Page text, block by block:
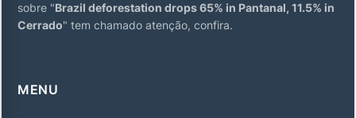
sobre "Brazil deforestation drops 65% in Pantanal, 11.5% in
Cerrado" tem chamado atenção, confira.
MENU